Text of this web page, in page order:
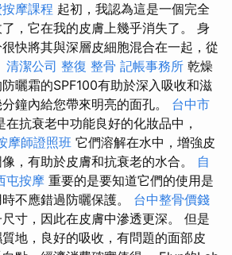
摩課程 起初，我認為這是一個完全
，它在我的皮膚上幾乎消失了。 身
快將其與深層皮細胞混合在一起，從
清潔公司 整復 整骨 記帳事務所 乾燥
曬霜的SPF100有助於深入吸收和滋
鐘內給您帶來明亮的面孔。 台中市
在抗衰老中功能良好的化妝品中，
摩師證照班 它們溶解在水中，增強皮
，有助於皮膚和抗衰老的水合。 自
屯按摩 重要的是要知道它們的使用是
不應錯過防曬保護。 台中整骨價錢
寸，因此在皮膚中滲透更深。 但是
地，良好的吸收，有問題的面部皮